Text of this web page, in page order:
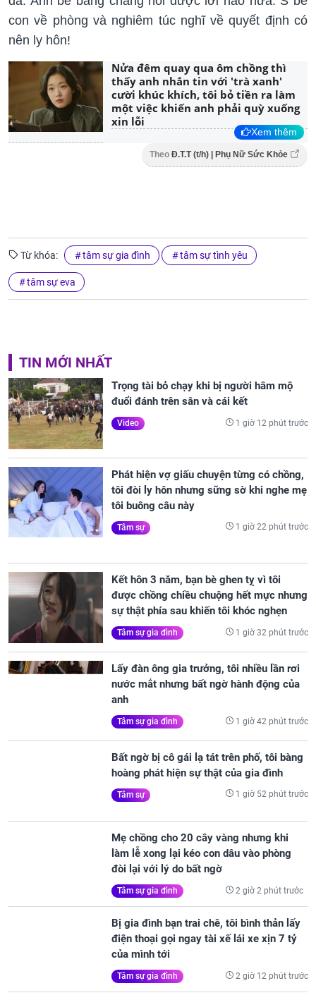
con về phòng và nghiêm túc nghĩ về quyết định có
nên ly hôn!
Nửa đêm quay qua ôm chồng thì
thấy anh nhắn tin với 'trà xanh'
cười khúc khích, tôi bỏ tiền ra làm
một việc khiến anh phải quỳ xuống
xin lỗi
Xem thêm
Theo Đ.T.T (t/h) | Phụ Nữ Sức Khỏe
Từ khóa: tâm sự gia đình tâm sự tình yêu
tâm sự eva
TIN MỚI NHẤT
Trọng tài bỏ chạy khi bị người hâm mộ
đuổi đánh trên sân và cái kết
Video 1 giờ 12 phút trước
Phát hiện vợ giấu chuyện từng có chồng,
tôi đòi ly hôn nhưng sững sờ khi nghe mẹ
tôi buông câu này
Tâm sự 1 giờ 22 phút trước
Kết hôn 3 năm, bạn bè ghen tỵ vì tôi
được chồng chiều chuộng hết mực nhưng
sự thật phía sau khiến tôi khóc nghẹn
Tâm sự gia đình 1 giờ 32 phút trước
Lấy đàn ông gia trưởng, tôi nhiều lần rơi
nước mắt nhưng bất ngờ hành động của
anh
Tâm sự gia đình 1 giờ 42 phút trước
Bất ngờ bị cô gái lạ tát trên phố, tôi bàng
hoàng phát hiện sự thật của gia đình
Tâm sự 1 giờ 52 phút trước
Mẹ chồng cho 20 cây vàng nhưng khi
làm lễ xong lại kéo con dâu vào phòng
đòi lại với lý do bất ngờ
Tâm sự gia đình 2 giờ 2 phút trước
Bị gia đình bạn trai chê, tôi bình thản lấy
điện thoại gọi ngay tài xế lái xe xịn 7 tỷ
của mình tới
Tâm sự gia đình 2 giờ 12 phút trước